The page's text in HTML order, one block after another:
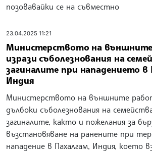
позовавайки се на съвместно
23.04.2025 11:21
Министерството на
изрази съболезнования на
загиналите при нападението в
Индия
Министерството на външните
дълбоки съболезнования на
загиналите, както и пожелания за
възстановяване на ранените при
нападение в Пахалгам, Индия, което